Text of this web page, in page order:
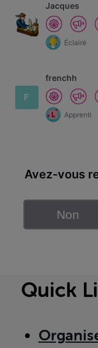
Jacques
Éclairé
F
frenchh
Apprenti
Avez-vous
Non
Quick